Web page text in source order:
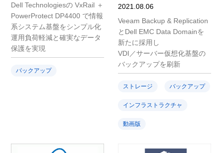
Dell Technologiesの VxRail ＋
PowerProtect DP4400 で情報
系システム基盤をシンプル化
運用負荷軽減と確実なデータ
保護を実現
バックアップ
2021.08.06
Veeam Backup & Replication
とDell EMC Data Domainを
新たに採用し
VDI／サーバー仮想化基盤の
バックアップを刷新
ストレージ バックアップ
インフラストラクチャ
動画版